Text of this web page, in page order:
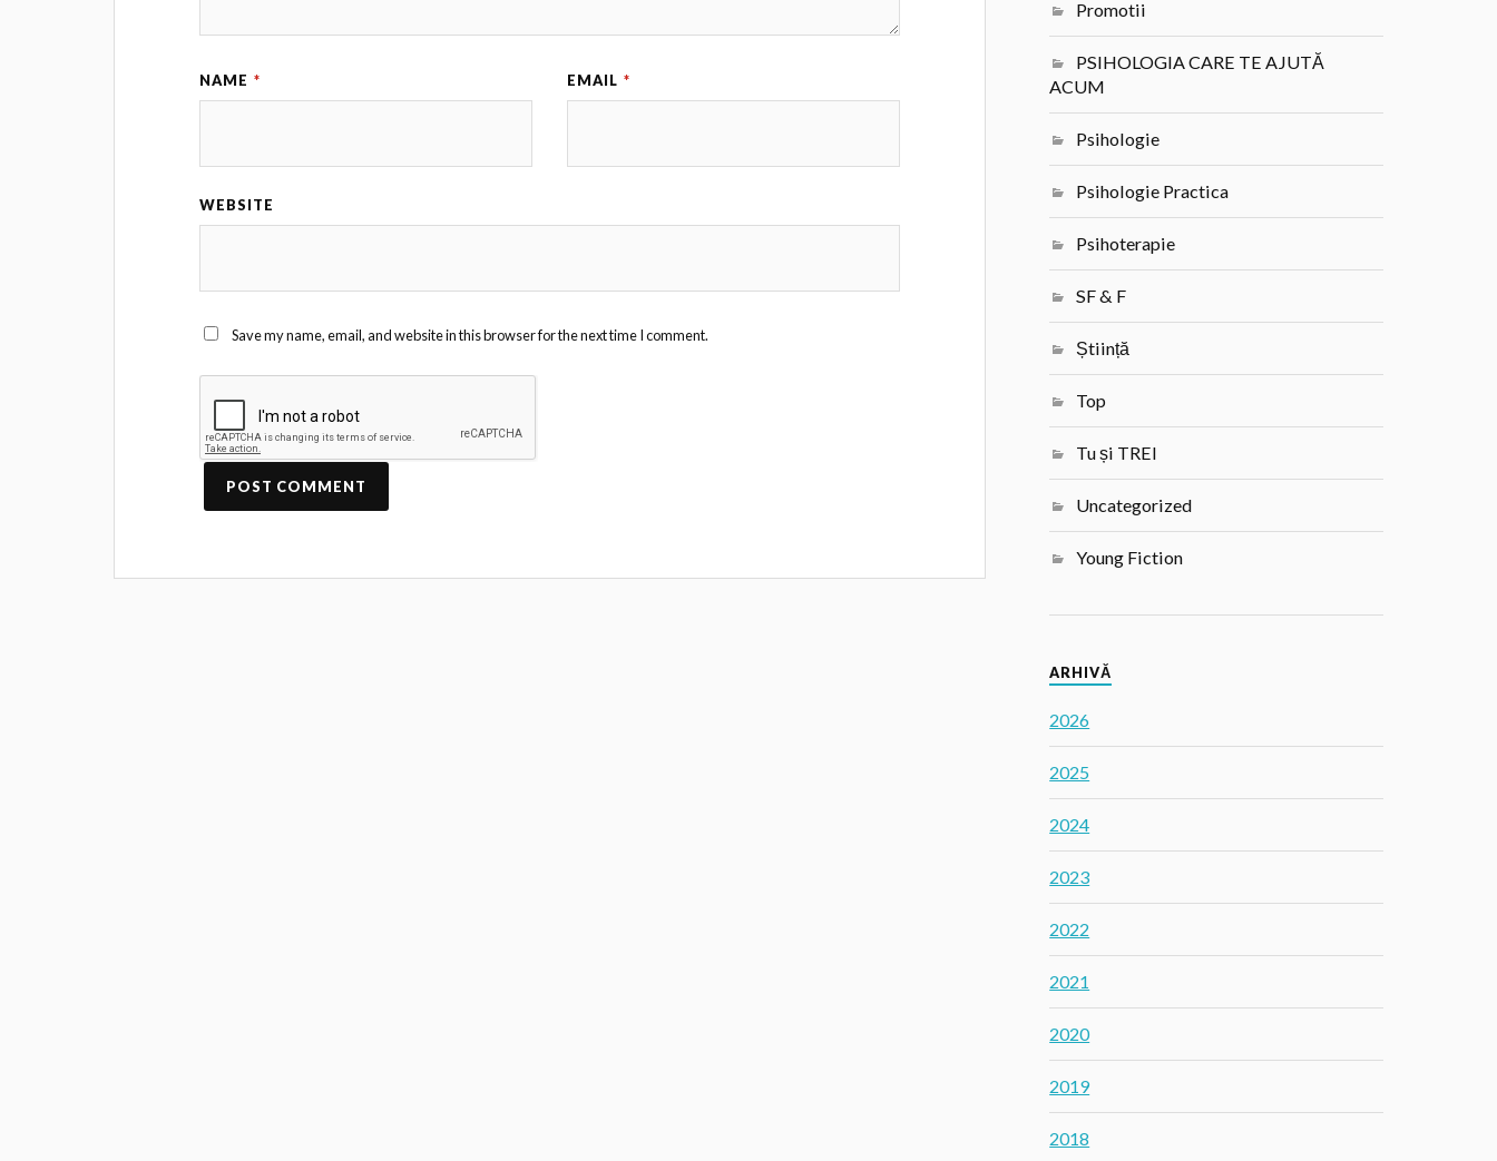
NAME * EMAIL *
WEBSITE
Save my name, email, and website in this browser for the next time I comment.
Promotii
PSIHOLOGIA CARE TE AJUTĂ
ACUM
Psihologie
Psihologie Practica
Psihoterapie
SF & F
Știință
Top
Tu și TREI
Uncategorized
Young Fiction
ARHIVĂ
2026
2025
2024
2023
2022
2021
2020
2019
2018